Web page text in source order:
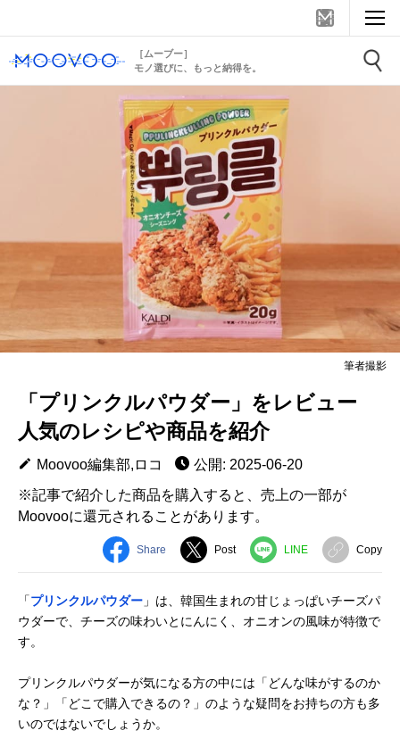
［ムーブー］
モノ選びに、もっと納得を。
筆者撮影
「プリンクルパウダー」をレビュー
人気のレシピや商品を紹介
Moovoo編集部,ロコ
公開: 2025-06-20
※記事で紹介した商品を購入すると、売上の一部が
Moovooに還元されることがあります。
Share Post LINE Copy
「プリンクルパウダー 」は、韓国生まれの甘じょっぱいチーズパ
ウダーで、チーズの味わいとにんにく、オニオンの風味が特徴で
す。
プリンクルパウダーが気になる方の中には「どんな味がするのか
な？」「どこで購入できるの？」のような疑問をお持ちの方も多
いのではないでしょうか。